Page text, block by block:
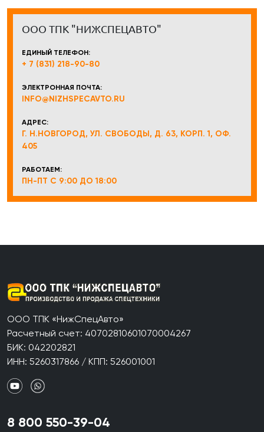
ООО ТПК "НИЖСПЕЦАВТО"
ЕДИНЫЙ ТЕЛЕФОН:
+ 7 (831) 218-90-80
ЭЛЕКТРОННАЯ ПОЧТА:
INFO@NIZHSPECAVTO.RU
АДРЕС:
Г. Н.НОВГОРОД, УЛ. СВОБОДЫ, Д. 63, КОРП. 1, ОФ.
405
РАБОТАЕМ:
ПН-ПТ С 9:00 ДО 18:00
ООО ТПК «НижСпецАвто»
Расчетный счет: 40702810601070004267
БИК: 042202821
ИНН: 5260317866 / КПП: 526001001
8 800 550-39-04